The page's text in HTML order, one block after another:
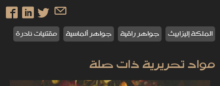
الملكة إليزابيث جواهر راقية جواهر ألماسية مقتنيات نادرة
مواد تحريرية ذات صلة